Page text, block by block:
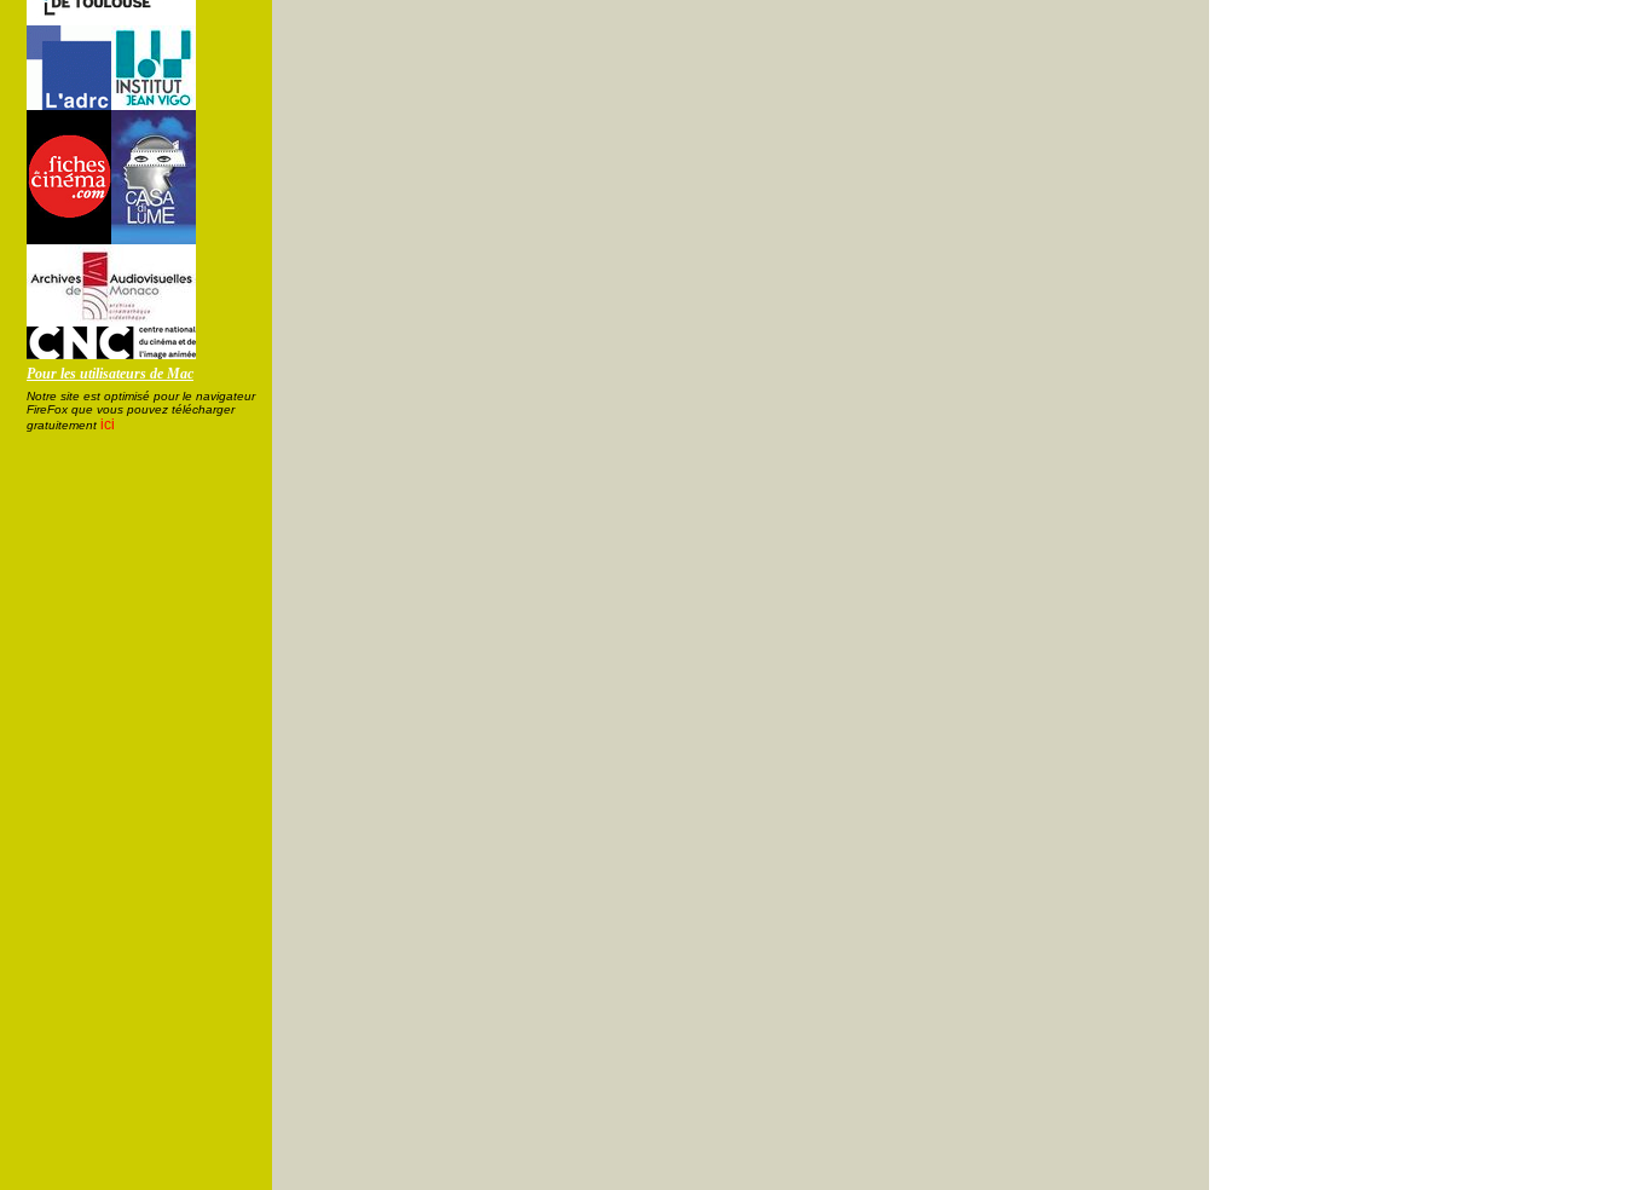
Pour les utilisateurs de Mac
Notre site est optimisé pour le navigateur
FireFox que vous pouvez télécharger
gratuitement ici